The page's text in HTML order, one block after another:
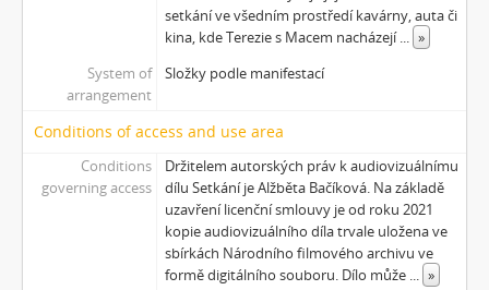
[Subseries] Monoskop no. 3 – Monkeyking legend
[Subseries] Pohádka pro šílence
[Subseries] Chewing Gum
[Subseries] Tihle – Sociální situace: pět svázaných mužů
[Subseries] Bez názvu
[Subseries] Krása
[Subseries] 6 snů z hrnečku
[Subseries] Pohybovadlo
[Subseries] Náš očistec
[Subseries] Burger und Ther
setkání ve všedním prostředí kavárny, auta či
kina, kde Terezie s Macem nacházejí... »
System of
arrangement
Složky podle manifestací
Conditions of access and use area
Conditions
governing access
Držitelem autorských práv k audiovizuálnímu
dílu Setkání je Alžběta Bačíková. Na základě
uzavření licenční smlouvy je od roku 2021
kopie audiovizuálního díla trvale uložena ve
sbírkách Národního filmového archivu ve
formě digitálního souboru. Dílo může ... »